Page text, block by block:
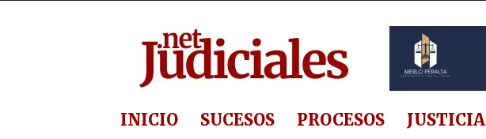
INICIO SUCESOS PROCESOS JUSTICIA